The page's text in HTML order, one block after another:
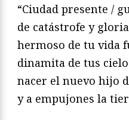
“Ciudad presente /
de catástrofe y
hermoso de tu vida
dinamita de tus
nacer el nuevo hijo
y a empujones la